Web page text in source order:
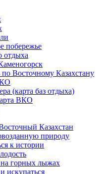
побережье
отдыха
Восточному Казахстану
(карта баз отдыха)
ВКО
Казахстан
природу
к истории
на горных лыжах
искупаться